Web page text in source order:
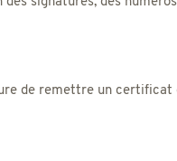
de remettre un